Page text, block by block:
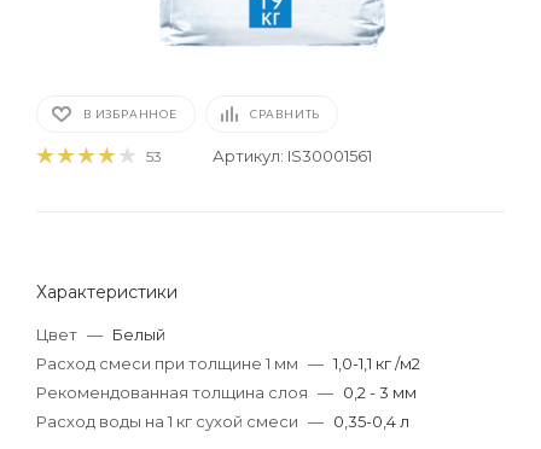
В ИЗБРАННОЕ СРАВНИТЬ
53 Артикул: IS30001561
Характеристики
Цвет — Белый
Расход смеси при толщине 1 мм — 1,0-1,1 кг /м2
Рекомендованная толщина слоя — 0,2 - 3 мм
Расход воды на 1 кг сухой смеси — 0,35-0,4 л